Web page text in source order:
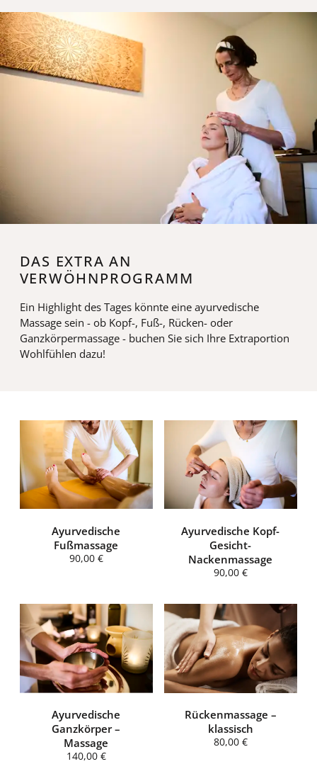
DAS EXTRA AN
VERWÖHNPROGRAMM
Ein Highlight des Tages könnte eine ayurvedische
Massage sein - ob Kopf-, Fuß-, Rücken- oder
Ganzkörpermassage - buchen Sie sich Ihre Extraportion
Wohlfühlen dazu!
Ayurvedische
Fußmassage
90,00 €
Ayurvedische Kopf-
Gesicht-
Nackenmassage
90,00 €
Ayurvedische
Ganzkörper –
Massage
140,00 €
Rückenmassage –
klassisch
80,00 €